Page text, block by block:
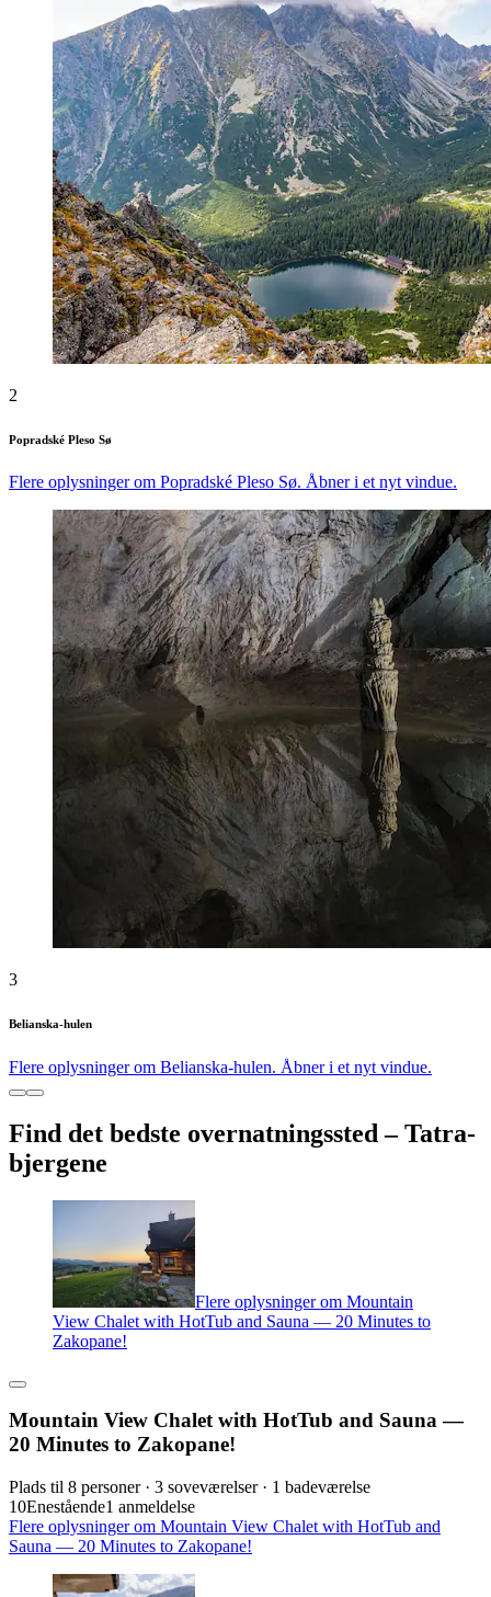
2
Popradské Pleso Sø
Flere oplysninger om Popradské Pleso Sø. Åbner i et nyt vindue.
3
Belianska-hulen
Flere oplysninger om Belianska-hulen. Åbner i et nyt vindue.
Find det bedste overnatningssted – Tatra-
bjergene
Flere oplysninger om Mountain
View Chalet with HotTub and Sauna — 20 Minutes to
Zakopane!
Mountain View Chalet with HotTub and Sauna —
20 Minutes to Zakopane!
Plads til 8 personer · 3 soveværelser · 1 badeværelse
10Enestående1 anmeldelse
Flere oplysninger om Mountain View Chalet with HotTub and
Sauna — 20 Minutes to Zakopane!